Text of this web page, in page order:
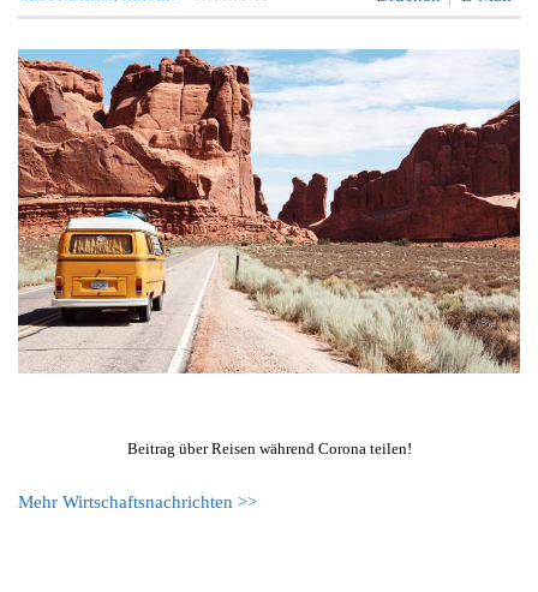
Beitrag über Reisen während Corona teilen!
Mehr Wirtschaftsnachrichten >>